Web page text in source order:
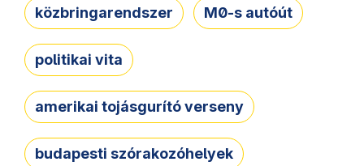
közbringarendszer M0-s autóút
politikai vita
amerikai tojásgurító verseny
budapesti szórakozóhelyek